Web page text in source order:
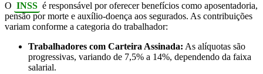
O INSS é responsável por oferecer benefícios como aposentadoria,
pensão por morte e auxílio-doença aos segurados. As contribuições
variam conforme a categoria do trabalhador:
Trabalhadores com Carteira Assinada: As alíquotas são
progressivas, variando de 7,5% a 14%, dependendo da faixa
salarial.